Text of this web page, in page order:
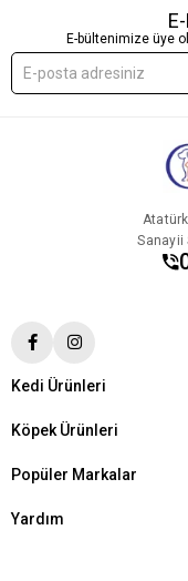
E-bültenimize üye
Sanayii
Kedi Ürünleri
Köpek Ürünleri
Popüler Markalar
Yardım